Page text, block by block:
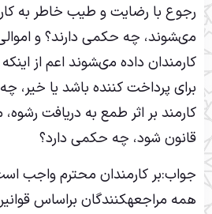
رجوع با رضایت و طیب خاطر به
مى‏شوند، چه حکمى دارند؟ و
کارمندان داده مى‏شوند اعم از اینکه
براى پرداخت کننده باشد یا خیر،
کارمند بر اثر طمع به دریافت
قانون شود، چه حکمى دارد؟
جواب:بر کارمندان محترم واجب
همه مراجعه‏کنندگان براساس